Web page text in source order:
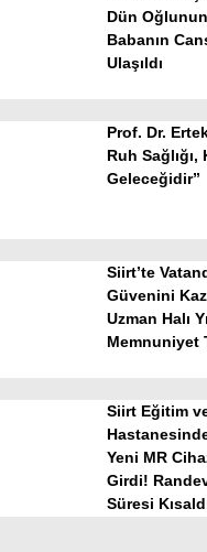
Dün
Babanın
Ulaşıldı
Prof. Dr.
Ruh
Geleceğidir”
Siirt’te
Güvenini
Uzman Halı
Memnuniyet
Siirt Eğitim
Yeni MR
Girdi!
Süresi